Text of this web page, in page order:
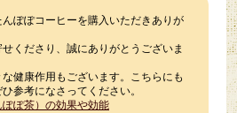
ぽぽコーヒーを購入いただきありが
くださり、誠にありがとうございま
健康作用もございます。こちらにも
参考になさってください。
ぽ茶）の効果や効能